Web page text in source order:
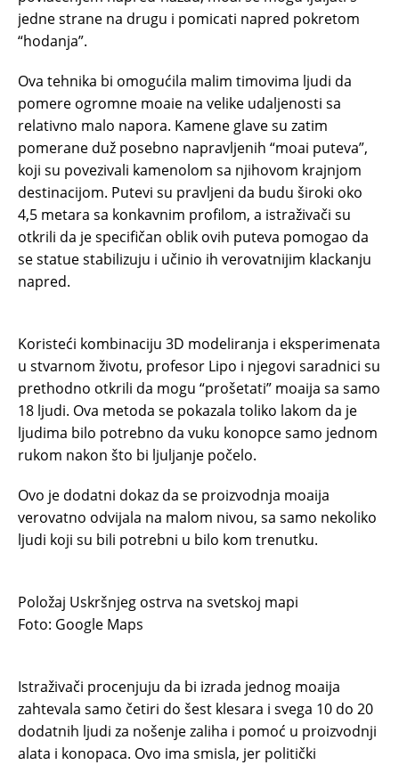
jedne strane na drugu i pomicati napred pokretom
“hodanja”.
Ova tehnika bi omogućila malim timovima ljudi da
pomere ogromne moaie na velike udaljenosti sa
relativno malo napora. Kamene glave su zatim
pomerane duž posebno napravljenih “moai puteva”,
koji su povezivali kamenolom sa njihovom krajnjom
destinacijom. Putevi su pravljeni da budu široki oko
4,5 metara sa konkavnim profilom, a istraživači su
otkrili da je specifičan oblik ovih puteva pomogao da
se statue stabilizuju i učinio ih verovatnijim klackanju
napred.
Koristeći kombinaciju 3D modeliranja i eksperimenata
u stvarnom životu, profesor Lipo i njegovi saradnici su
prethodno otkrili da mogu “prošetati” moaija sa samo
18 ljudi. Ova metoda se pokazala toliko lakom da je
ljudima bilo potrebno da vuku konopce samo jednom
rukom nakon što bi ljuljanje počelo.
Ovo je dodatni dokaz da se proizvodnja moaija
verovatno odvijala na malom nivou, sa samo nekoliko
ljudi koji su bili potrebni u bilo kom trenutku.
Položaj Uskršnjeg ostrva na svetskoj mapi
Foto: Google Maps
Istraživači procenjuju da bi izrada jednog moaija
zahtevala samo četiri do šest klesara i svega 10 do 20
dodatnih ljudi za nošenje zaliha i pomoć u proizvodnji
alata i konopaca. Ovo ima smisla, jer politički